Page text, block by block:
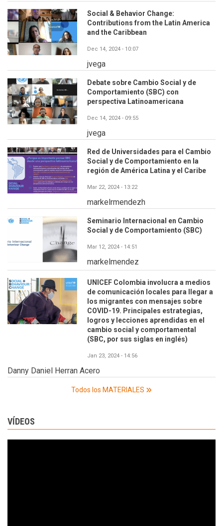
Social & Behavior Change:
Contributions from the Latin America
and the Caribbean
Dec 14, 2024 - 10:07
jvega
Debate sobre Cambio Social y de
Comportamiento (SBC) con
perspectiva Latinoamericana
Dec 14, 2024 - 09:55
jvega
Red de Universidades para el Cambio
Social y de Comportamiento en la
región de América Latina y el Caribe
Mar 22, 2024 - 13:22
markelrmendezh
Seminario Internacional en Cambio
Social y de Comportamiento (SBC)
Mar 12, 2024 - 14:51
markelmendez
UNICEF Colombia involucra a medios
de comunicación locales para llegar a
los migrantes con mensajes sobre
COVID-19. Principales estrategias,
logros y lecciones aprendidas en el
cambio social y comportamental
(SBC, por sus siglas en inglés)
Jan 23, 2024 - 14:56
Danny Daniel Herran Acero
Todos los MATERIALES
VÍDEOS